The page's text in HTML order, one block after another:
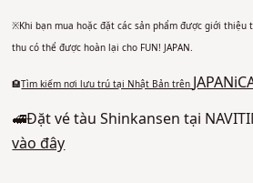
※Khi bạn mua hoặc đặt các sản phẩm được giới
thu có thể được hoàn lại cho FUN! JAPAN.
🏨Tìm kiếm nơi lưu trú tại Nhật Bản trên
🚅Đặt vé tàu Shinkansen tại
vào đây